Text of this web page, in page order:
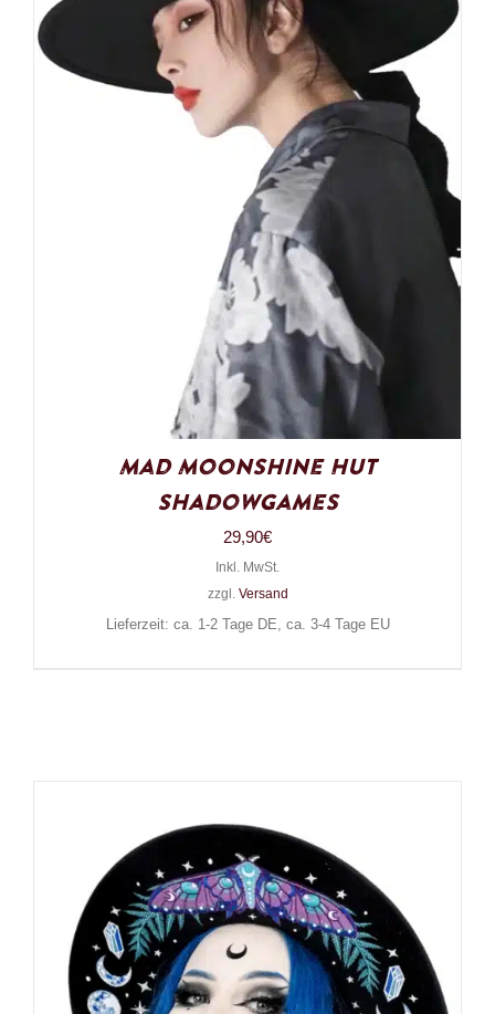
Mad Moonshine Hut
Shadowgames
29,90€
Inkl. MwSt.
zzgl. Versand
Lieferzeit: ca. 1-2 Tage DE, ca. 3-4 Tage EU